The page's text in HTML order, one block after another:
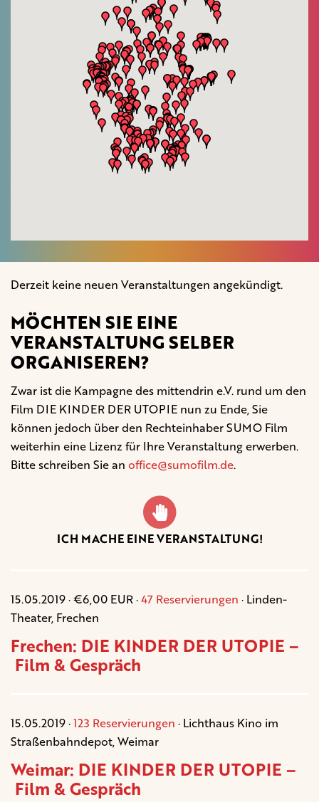
Derzeit keine neuen Veranstaltungen angekündigt.
MÖCHTEN SIE EINE
VERANSTALTUNG SELBER
ORGANISEREN?
Zwar ist die Kampagne des mittendrin e.V. rund um den
Film DIE KINDER DER UTOPIE nun zu Ende, Sie
können jedoch über den Rechteinhaber SUMO Film
weiterhin eine Lizenz für Ihre Veranstaltung erwerben.
Bitte schreiben Sie an office@sumofilm.de.
ICH MACHE EINE VERANSTALTUNG!
15.05.2019 · €6,00 EUR ·47 Reservierungen · Linden-
Theater, Frechen
Frechen: DIE KINDER DER UTOPIE –
Film & Gespräch
15.05.2019 ·123 Reservierungen · Lichthaus Kino im
Straßenbahndepot, Weimar
Weimar: DIE KINDER DER UTOPIE –
Film & Gespräch